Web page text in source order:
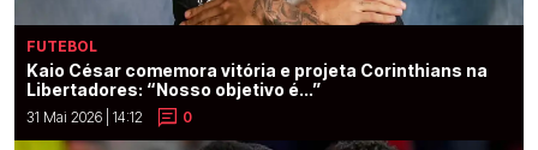
FUTEBOL
Kaio César comemora vitória e projeta Corinthians na
Libertadores: “Nosso objetivo é...”
31 Mai 2026 | 14:12 0